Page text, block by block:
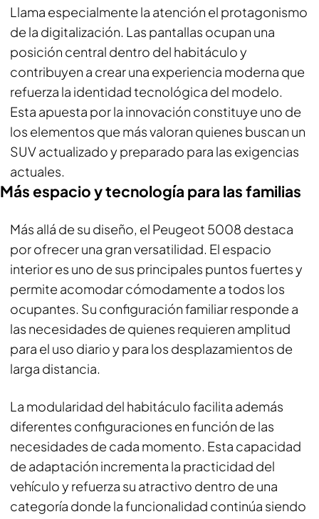
Llama especialmente la atención el protagonismo
de la digitalización. Las pantallas ocupan una
posición central dentro del habitáculo y
contribuyen a crear una experiencia moderna que
refuerza la identidad tecnológica del modelo.
Esta apuesta por la innovación constituye uno de
los elementos que más valoran quienes buscan un
SUV actualizado y preparado para las exigencias
actuales.
Más espacio y tecnología para las familias
Más allá de su diseño, el Peugeot 5008 destaca
por ofrecer una gran versatilidad. El espacio
interior es uno de sus principales puntos fuertes y
permite acomodar cómodamente a todos los
ocupantes. Su configuración familiar responde a
las necesidades de quienes requieren amplitud
para el uso diario y para los desplazamientos de
larga distancia.
La modularidad del habitáculo facilita además
diferentes configuraciones en función de las
necesidades de cada momento. Esta capacidad
de adaptación incrementa la practicidad del
vehículo y refuerza su atractivo dentro de una
categoría donde la funcionalidad continúa siendo